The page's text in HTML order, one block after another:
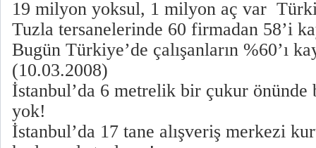
19 milyon yoksul, 1 milyon aç var
Tuzla tersanelerinde 60 firmadan 58’i
Bugün Türkiye’de çalışanların %60’ı
(10.03.2008)
İstanbul’da 6 metrelik bir çukur önünde
yok!
İstanbul’da 17 tane alışveriş merkezi